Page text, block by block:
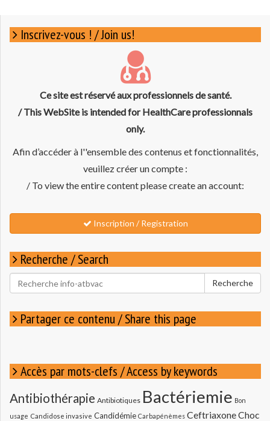
Inscrivez-vous ! / Join us!
Ce site est réservé aux professionnels de santé.
/ This WebSite is intended for HealthCare professionnals
only.
Afin d’accéder à l''ensemble des contenus et fonctionnalités,
veuillez créer un compte :
/ To view the entire content please create an account:
Inscription / Registration
Recherche / Search
Rechercher
pour
Recherche
Partager ce contenu / Share this page
Accès par mots-clefs / Access by keywords
Antibiothérapie Antibiotiques Bactériemie Bon
usage Candidose invasive Candidémie Carbapénèmes CeftriaxoneChoc